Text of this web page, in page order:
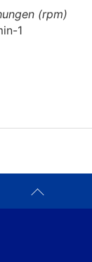
(rpm)
1